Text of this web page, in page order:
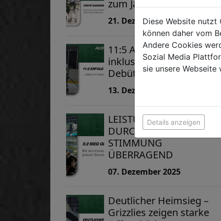
zum Jahresabschluss
21. Dezember 2025
11:5 Auswärtssieg
inklusive besonderem
Debüt
13. Dezember 2025
LEISTUNG
DURCHWACHSEN -
STIMMUNG
ÜBERRAGEND
07. Dezember 2025
Deutlicher Heimsieg –
Grizzlies zeigen starke
Diese Website
können daher vom
Andere Cookies
Sozial Media
sie unsere
Details anzeigen